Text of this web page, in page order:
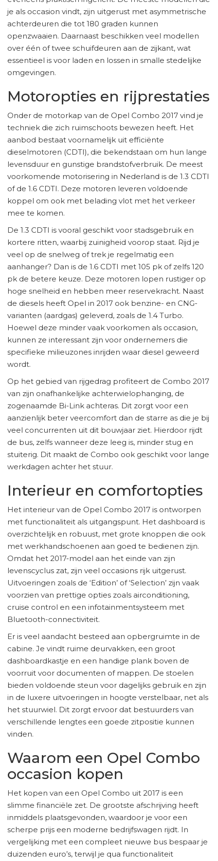
je als occasion vindt, zijn uitgerust met asymmetrische
achterdeuren die tot 180 graden kunnen
openzwaaien. Daarnaast beschikken veel modellen
over één of twee schuifdeuren aan de zijkant, wat
essentieel is voor laden en lossen in smalle stedelijke
omgevingen.
Motoropties en rijprestaties
Onder de motorkap van de Opel Combo 2017 vind je
techniek die zich ruimschoots bewezen heeft. Het
aanbod bestaat voornamelijk uit efficiënte
dieselmotoren (CDTI), die bekendstaan om hun lange
levensduur en gunstige brandstofverbruik. De meest
voorkomende motorisering in Nederland is de 1.3 CDTI
of de 1.6 CDTI. Deze motoren leveren voldoende
koppel om ook met belading vlot met het verkeer
mee te komen.
De 1.3 CDTI is vooral geschikt voor stadsgebruik en
kortere ritten, waarbij zuinigheid voorop staat. Rijd je
veel op de snelweg of trek je regelmatig een
aanhanger? Dan is de 1.6 CDTI met 105 pk of zelfs 120
pk de betere keuze. Deze motoren lopen rustiger op
hoge snelheid en hebben meer reservekracht. Naast
de diesels heeft Opel in 2017 ook benzine- en CNG-
varianten (aardgas) geleverd, zoals de 1.4 Turbo.
Hoewel deze minder vaak voorkomen als occasion,
kunnen ze interessant zijn voor ondernemers die
specifieke milieuzones inrijden waar diesel geweerd
wordt.
Op het gebied van rijgedrag profiteert de Combo 2017
van zijn onafhankelijke achterwielophanging, de
zogenaamde Bi-Link achteras. Dit zorgt voor een
aanzienlijk beter veercomfort dan de starre as die je bij
veel concurrenten uit dit bouwjaar ziet. Hierdoor rijdt
de bus, zelfs wanneer deze leeg is, minder stug en
stuiterig. Dit maakt de Combo ook geschikt voor lange
werkdagen achter het stuur.
Interieur en comfortopties
Het interieur van de Opel Combo 2017 is ontworpen
met functionaliteit als uitgangspunt. Het dashboard is
overzichtelijk en robuust, met grote knoppen die ook
met werkhandschoenen aan goed te bedienen zijn.
Omdat het 2017-model aan het einde van zijn
levenscyclus zat, zijn veel occasions rijk uitgerust.
Uitvoeringen zoals de ‘Edition’ of ‘Selection’ zijn vaak
voorzien van prettige opties zoals airconditioning,
cruise control en een infotainmentsysteem met
Bluetooth-connectiviteit.
Er is veel aandacht besteed aan opbergruimte in de
cabine. Je vindt ruime deurvakken, een groot
dashboardkastje en een handige plank boven de
voorruit voor documenten of mappen. De stoelen
bieden voldoende steun voor dagelijks gebruik en zijn
in de luxere uitvoeringen in hoogte verstelbaar, net als
het stuurwiel. Dit zorgt ervoor dat bestuurders van
verschillende lengtes een goede zitpositie kunnen
vinden.
Waarom een Opel Combo
occasion kopen
Het kopen van een Opel Combo uit 2017 is een
slimme financiële zet. De grootste afschrijving heeft
inmiddels plaatsgevonden, waardoor je voor een
scherpe prijs een moderne bedrijfswagen rijdt. In
vergelijking met een compleet nieuwe bus bespaar je
duizenden euro’s, terwijl je qua functionaliteit